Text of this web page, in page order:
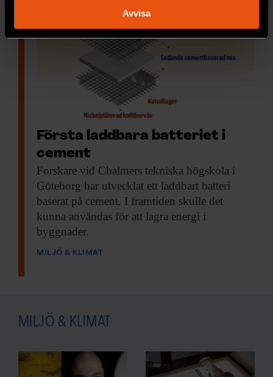
helst från cookie-förklaringen.
Vi använder enhetsidentifierare för att anpassa innehållet
och annonserna till användarna, tillhandahålla funktioner
för sociala medier och analysera vår trafik. Vi
vidarebefordrar även sådana identifierare och annan
annons- och analysföretag som vi samarbetar med.
Dessa kan i sin tur kombinera informationen med annan
information som du har tillhandahållit eller som de har
samlat in när du har använt deras tjänster.
Avvisa
Första laddbara batteriet i
cement
Forskare vid Chalmers tekniska högskola i
Göteborg har utvecklat ett laddbart batteri
baserat på cement. I framtiden skulle det
kunna användas för att lagra energi i
byggnader.
MILJÖ & KLIMAT
MILJÖ & KLIMAT